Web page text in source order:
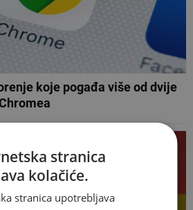
koje pogađa više od dvije
stranica
kolačiće.
stranica upotrebljava